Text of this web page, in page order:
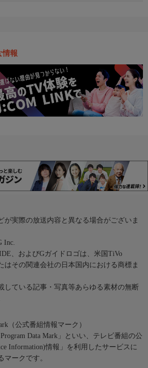
情報
が実際の放送内容と異なる場合がございま
Inc.
、およびGガイドロゴは、米国TiVo
はその関連会社の日本国内における商標ま
している記事・写真等あらゆる素材の無断
（公式番組情報マーク）
Data Mark」といい、テレビ番組の公
Information)情報」を利用したサービスに
マークです。